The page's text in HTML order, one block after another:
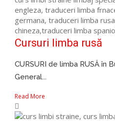
Cursuri limba rusă
CURSURI de limba RUSĂ în
General...
Read More